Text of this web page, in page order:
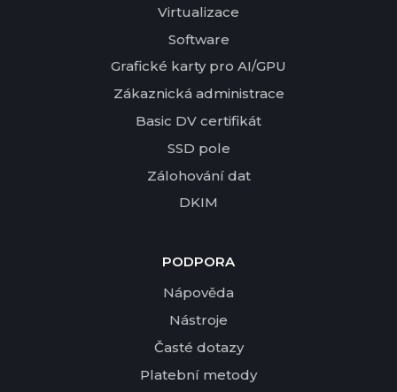
Virtualizace
Software
Grafické karty pro AI/GPU
Zákaznická administrace
Basic DV certifikát
SSD pole
Zálohování dat
DKIM
PODPORA
Nápověda
Nástroje
Časté dotazy
Platební metody